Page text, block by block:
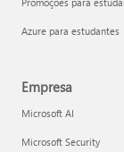
Azure para estudantes
Empresa
Microsoft AI
Microsoft Security